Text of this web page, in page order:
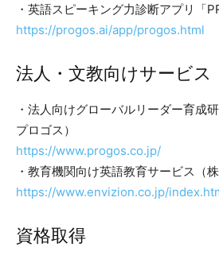
・英語スピーキング力診断アプリ「
https://progos.ai/app/progos.html
法人・文教向けサービス
・法人向けグローバルリーダー育成
プロゴス）
https://www.progos.co.jp/
・教育機関向け英語教育サービス（
https://www.envizion.co.jp/
資格取得